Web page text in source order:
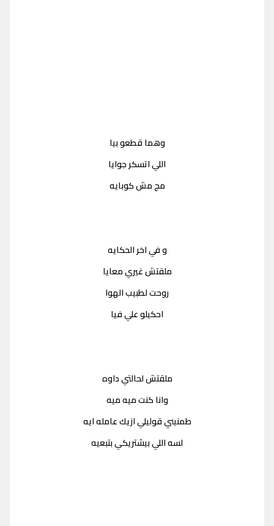
وهما قطعو بيا
اللي اتسكر جوايا
مج مش كوبايه
و في اخر الحكايه
ملقتش غيري معايا
روحت لطبيب الهوا
احكيلو علي فيا
ملقتش لحالتي داوه
وانا كنت ميه ميه
طمنيني قوليلي ازيك عامله ايه
لسه اللي بيشتريكي بتبعيه